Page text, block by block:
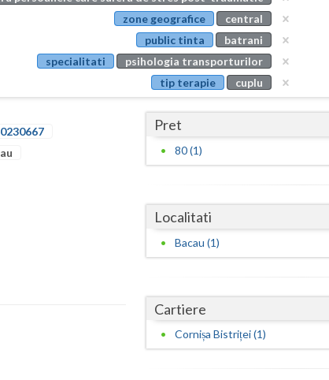
Buzau
Calarasi
Caras-Severin
Covasna
Dolj
Galati
Giurgiu
Gorj
zone geografice
central
public tinta
batrani
specialitati
psihologia transporturilor
tip terapie
cuplu
Pret
80 (1)
Localitati
Bacau (1)
Cartiere
Cornișa Bistriței (1)